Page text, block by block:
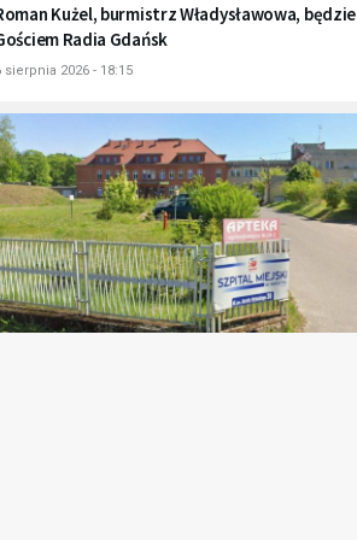
Kużel, burmistrz Władysławowa, będzie
Radia Gdańsk
sierpnia 2026 - 18:15